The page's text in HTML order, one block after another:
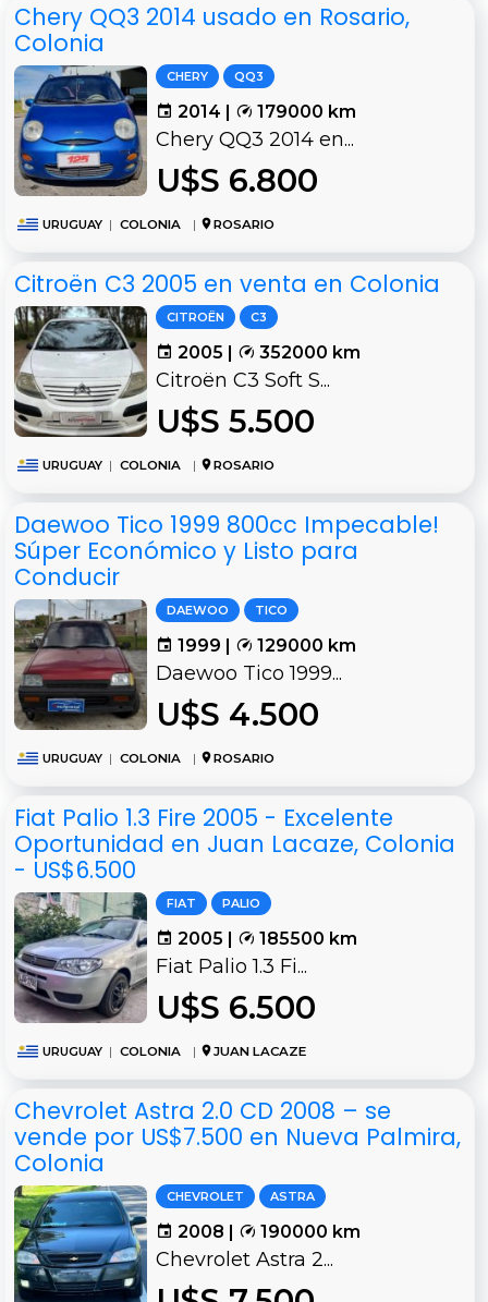
Chery QQ3 2014 usado en Rosario,
Colonia
CHERY QQ3
2014 | 179000 km
Chery QQ3 2014 en...
U$S 6.800
URUGUAY | COLONIA | ROSARIO
Citroën C3 2005 en venta en Colonia
CITROËN C3
2005 | 352000 km
Citroën C3 Soft S...
U$S 5.500
URUGUAY | COLONIA | ROSARIO
Daewoo Tico 1999 800cc Impecable!
Súper Económico y Listo para
Conducir
DAEWOO TICO
1999 | 129000 km
Daewoo Tico 1999...
U$S 4.500
URUGUAY | COLONIA | ROSARIO
Fiat Palio 1.3 Fire 2005 - Excelente
Oportunidad en Juan Lacaze, Colonia
- US$6.500
FIAT PALIO
2005 | 185500 km
Fiat Palio 1.3 Fi...
U$S 6.500
URUGUAY | COLONIA | JUAN LACAZE
Chevrolet Astra 2.0 CD 2008 – se
vende por US$7.500 en Nueva Palmira,
Colonia
CHEVROLET ASTRA
2008 | 190000 km
Chevrolet Astra 2...